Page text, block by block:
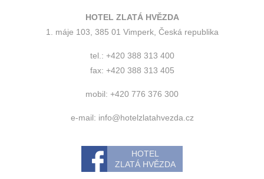
HOTEL ZLATÁ HVĚZDA
1. máje 103, 385 01 Vimperk, Česká republika
tel.: +420 388 313 400
fax: +420 388 313 405
mobil: +420 776 376 300
e-mail: info@hotelzlatahvezda.cz
HOTEL
ZLATÁ HVĚZDA